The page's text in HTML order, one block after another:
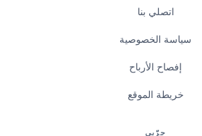
اتصلي بنا
سياسة الخصوصية
إفصاح الأرباح
خريطة الموقع
جرّبي